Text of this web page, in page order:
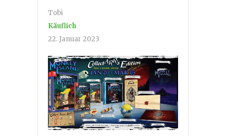
Tobi
Käuflich
22. Januar 2023